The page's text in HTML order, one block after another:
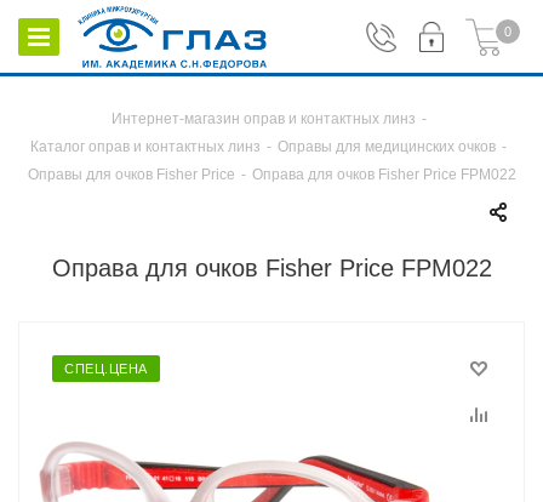
0
Интернет-магазин оправ и контактных линз -
Каталог оправ и контактных линз - Оправы для медицинских очков -
Оправы для очков Fisher Price - Оправа для очков Fisher Price FPM022
Оправа для очков Fisher Price FPM022
СПЕЦ.ЦЕНА